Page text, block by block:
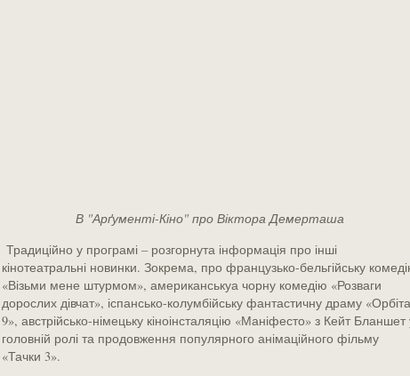
В "Арґументі-Кіно" про Віктора Демерташа
Традиційно у програмі – розгорнута інформація про інші
кінотеатральні новинки. Зокрема, про французько-бельгійську
«Візьми мене штурмом», американськуа чорну комедію «Розваги
дорослих дівчат», іспансько-колумбійську фантастичну драму «Орбіта
9», австрійсько-німецьку кіноінсталяцію «Маніфесто» з Кейт Бланшет
головній ролі та продовження популярного анімаційного фільму
«Тачки 3».